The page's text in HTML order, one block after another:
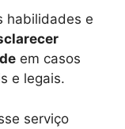
habilidades e
em casos
e legais.
serviço